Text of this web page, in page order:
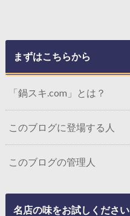
まずはこちらから
「鍋スキ.com」とは？
このブログに登場する人
このブログの管理人
名店の味をお試しください